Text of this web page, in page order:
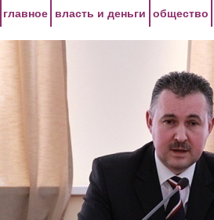
главное власть и деньги общество